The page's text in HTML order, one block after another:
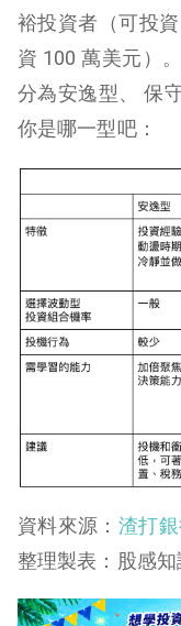
裕投資者（可投
資 100 萬美元）
分為安逸型、 保
你是哪一型吧：
資料來源： 渣打
整理製表：股感知